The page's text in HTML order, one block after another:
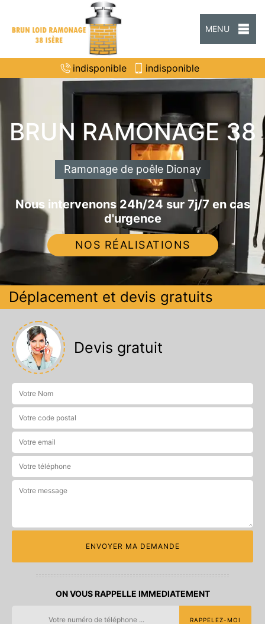
MENU
indisponible indisponible
BRUN RAMONAGE 38
Ramonage de poêle Dionay
Nous intervenons 24h/24 sur 7j/7 en cas
d'urgence
NOS RÉALISATIONS
Déplacement et devis gratuits
Devis gratuit
ON VOUS RAPPELLE IMMEDIATEMENT